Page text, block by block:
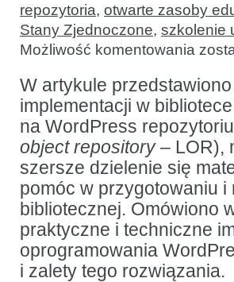
repozytoria, otwarte zasoby
Stany Zjednoczone, szkolenie
Możliwość komentowania
dla
wiedzy
W artykule
implementacji w
na WordPress
object repository– LOR),
szersze dzielenie się
pomóc w przygotowaniu
bibliotecznej. Omówiono
praktyczne i techniczne
oprogramowania
i zalety tego rozwiązania.